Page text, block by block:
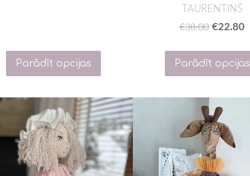
Parādīt opcijas
TAURENTIŅŠ
€38.00 €22.80
Parādīt opcijas